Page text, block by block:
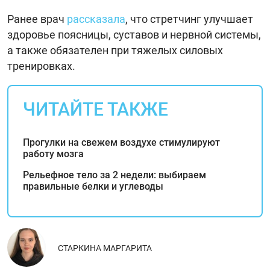
Ранее врач рассказала, что стретчинг улучшает
здоровье поясницы, суставов и нервной системы,
а также обязателен при тяжелых силовых
тренировках.
ЧИТАЙТЕ ТАКЖЕ
Прогулки на свежем воздухе стимулируют
работу мозга
Рельефное тело за 2 недели: выбираем
правильные белки и углеводы
СТАРКИНА МАРГАРИТА